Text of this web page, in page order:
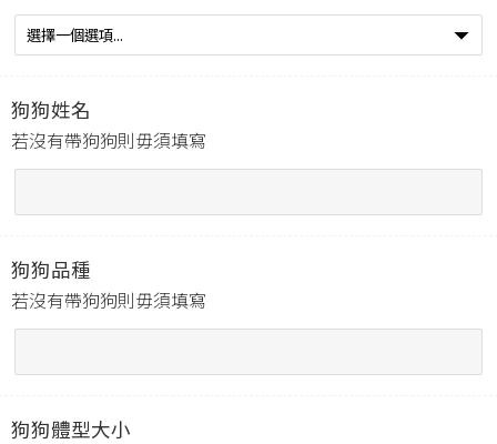
狗狗姓名
若沒有帶狗狗則毋須填寫
狗狗品種
若沒有帶狗狗則毋須填寫
狗狗體型大小